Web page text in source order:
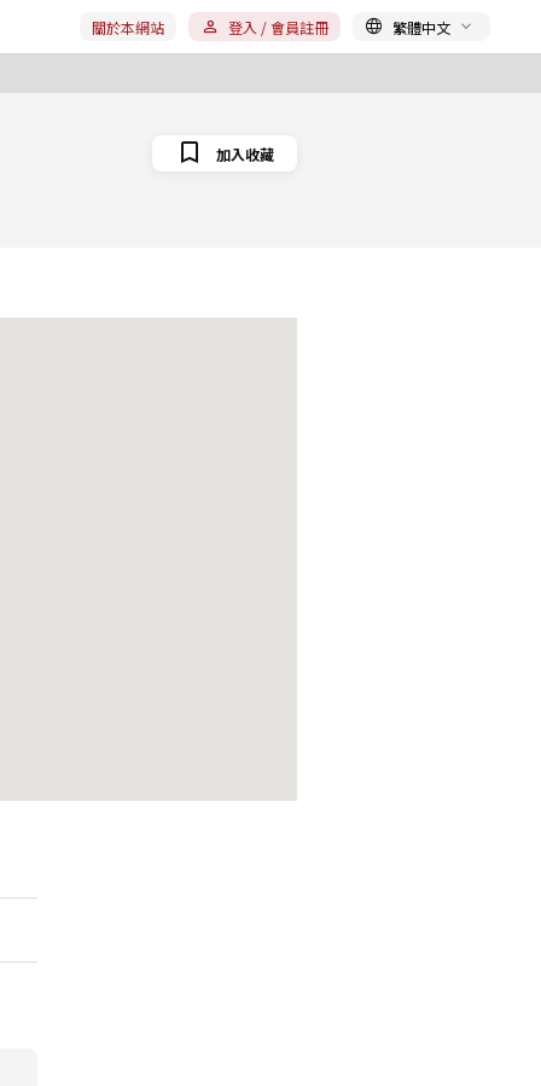
關於本網站 登入 / 會員註冊 繁體中文
加入收藏